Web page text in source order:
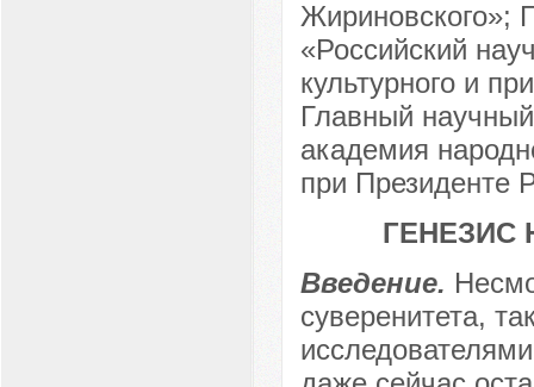
Жириновского»;
«Российский
культурного и
Главный
академия
при Президенте
ГЕНЕЗИС
Введение.
суверенитета,